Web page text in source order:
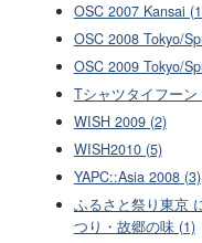
OSC 2007 Kansai
OSC 2008 Tokyo/
OSC 2009 Tokyo/
Tシャツタイフーン
WISH 2009 (2)
WISH2010 (5)
YAPC::Asia 2008 (3)
ふるさと祭り東京
つり・故郷の味 (1)